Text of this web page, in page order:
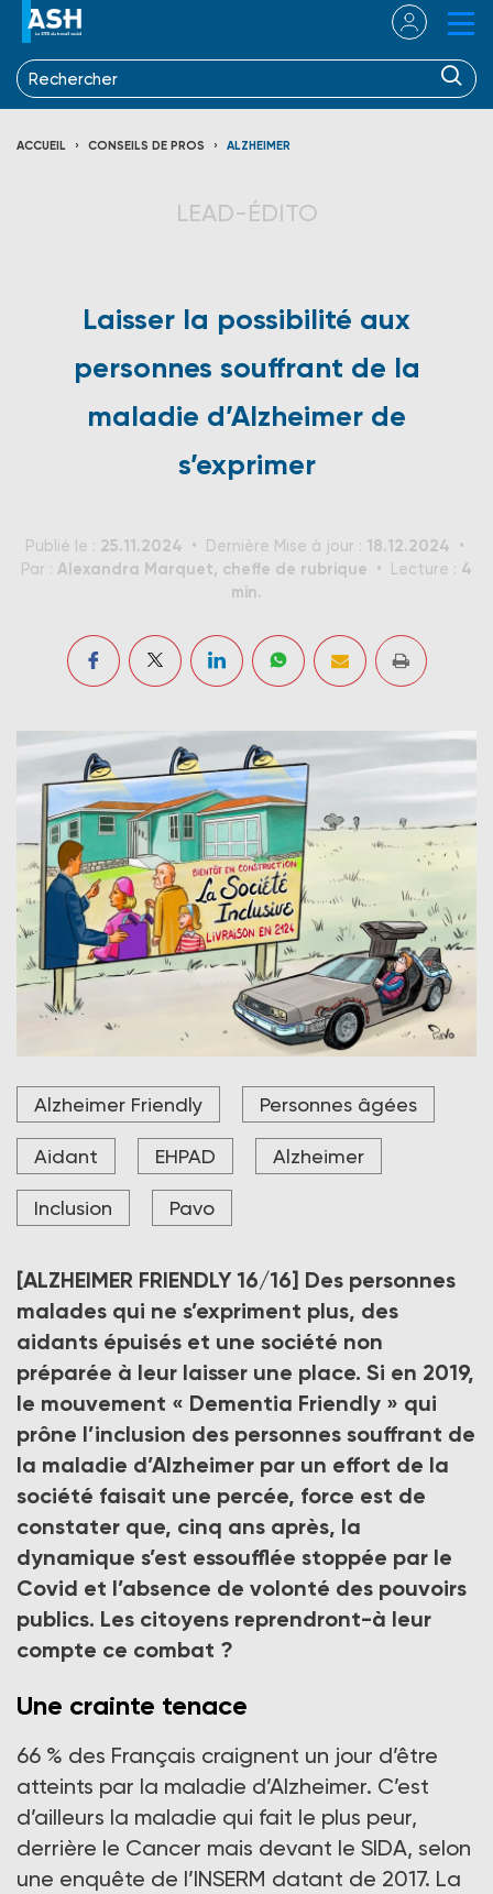
ACCUEIL CONSEILS DE PROS ALZHEIMER
LEAD-ÉDITO
Laisser la possibilité aux
personnes souffrant de la
maladie d’Alzheimer de
s’exprimer
Publié le : 25.11.2024 Dernière Mise à jour : 18.12.2024
Par : Alexandra Marquet, cheffe de rubrique Lecture : 4
min.
Crédit photo Pavo
Alzheimer Friendly Personnes âgées
Aidant EHPAD Alzheimer
Inclusion Pavo
[ALZHEIMER FRIENDLY 16/16] Des personnes
malades qui ne s’expriment plus, des
aidants épuisés et une société non
préparée à leur laisser une place. Si en 2019,
le mouvement « Dementia Friendly » qui
prône l’inclusion des personnes souffrant de
la maladie d’Alzheimer par un effort de la
société faisait une percée, force est de
constater que, cinq ans après, la
dynamique s’est essoufflée stoppée par le
Covid et l’absence de volonté des pouvoirs
publics. Les citoyens reprendront-à leur
compte ce combat ?
Une crainte tenace
66 % des Français craignent un jour d’être
atteints par la maladie d’Alzheimer. C’est
d’ailleurs la maladie qui fait le plus peur,
derrière le Cancer mais devant le SIDA, selon
une enquête de l’INSERM datant de 2017. La